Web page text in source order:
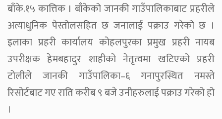
बाँके.१५ कात्तिक । बाँकेको जानकी गाउँपालिकाबाट प्रहरीले
अत्याधुनिक पेस्तोलसहित छ जनालाई पक्राउ गरेको छ ।
इलाका प्रहरी कार्यालय कोहलपुरका प्रमुख प्रहरी नायब
उपरीक्षक हेमबहादुर शाहीको नेतृत्वमा खटिएको प्रहरी
टोलीले जानकी गाउँपालिका–६ गनापुरस्थित नमस्ते
रिसोर्टबाट गए राति करीब ९ बजे उनीहरुलाई पक्राउ गरेको हो
।